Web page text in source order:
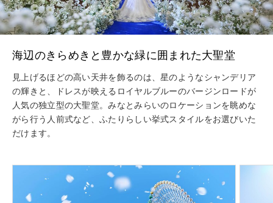
海辺のきらめきと豊かな緑に囲まれた大聖堂
見上げるほどの高い天井を飾るのは、星のようなシャンデリア
の輝きと、ドレスが映えるロイヤルブルーのバージンロードが
人気の独立型の大聖堂。みなとみらいのロケーションを眺めな
がら行う人前式など、ふたりらしい挙式スタイルをお選びいた
だけます。